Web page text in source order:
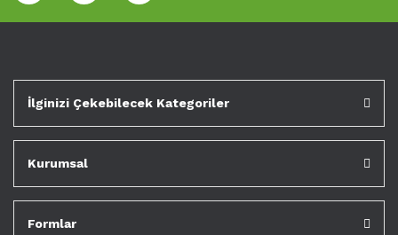
İlginizi Çekebilecek Kategoriler
Kurumsal
Formlar